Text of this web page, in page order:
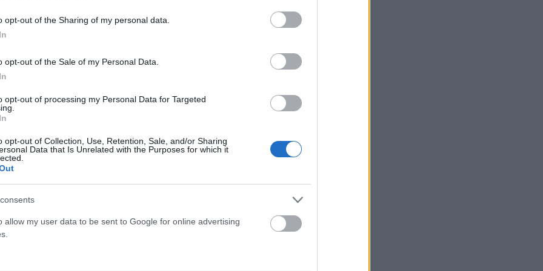
opt-out of the Sharing of my personal data.
opt-out of the Sale of my Personal Data.
opt-out of processing my Personal Data for Targeted
opt-out of Collection, Use, Retention, Sale, and/or Sharing
Data that Is Unrelated with the Purposes for which it
allow my user data to be sent to Google for online advertising
θερμοκρασίες